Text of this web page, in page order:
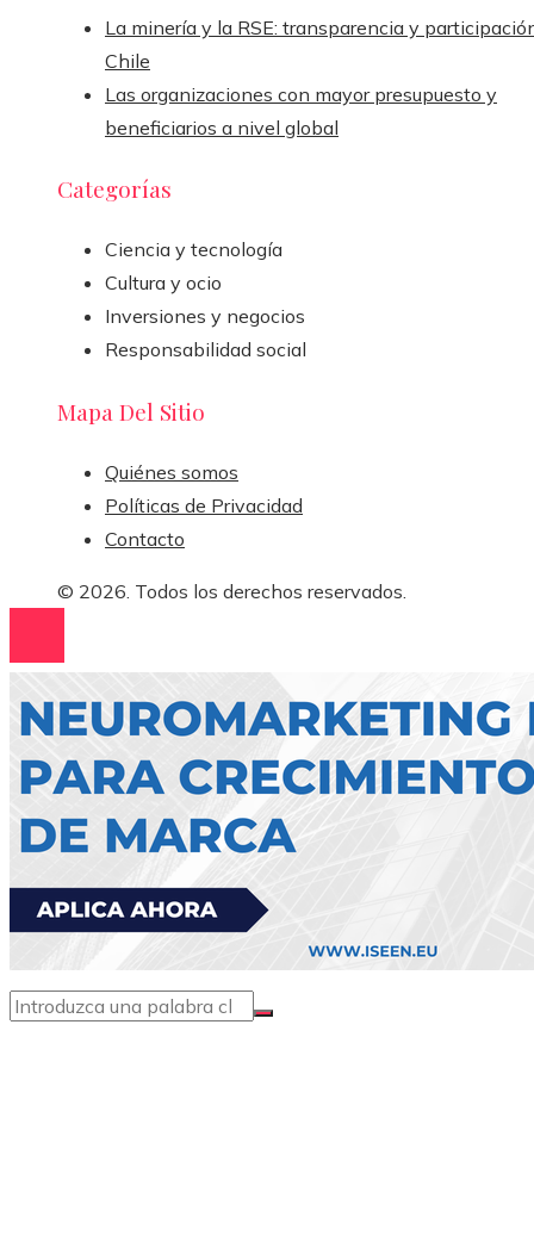
La minería y la RSE: transparencia y
Chile
Las organizaciones con mayor presupuesto y
beneficiarios a nivel global
Categorías
Ciencia y tecnología
Cultura y ocio
Inversiones y negocios
Responsabilidad social
Mapa Del Sitio
Quiénes somos
Políticas de Privacidad
Contacto
© 2026. Todos los derechos reservados.